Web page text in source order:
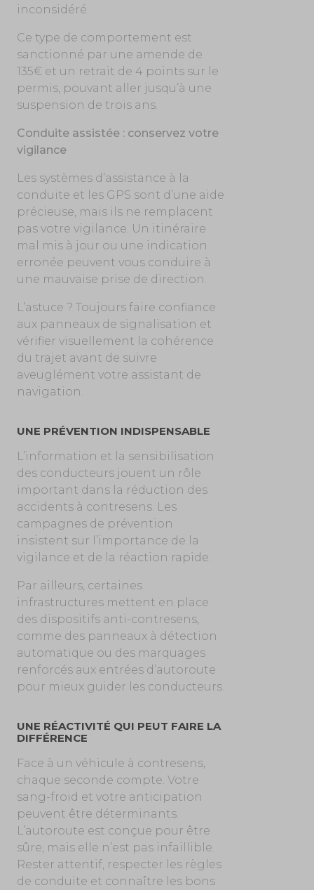
inconsidéré.
Ce type de comportement est
sanctionné par une amende de
135€ et un retrait de 4 points sur le
permis, pouvant aller jusqu’à une
suspension de trois ans.
Conduite assistée : conservez votre
vigilance
Les systèmes d’assistance à la
conduite et les GPS sont d’une aide
précieuse, mais ils ne remplacent
pas votre vigilance. Un itinéraire
mal mis à jour ou une indication
erronée peuvent vous conduire à
une mauvaise prise de direction.
L’astuce ? Toujours faire confiance
aux panneaux de signalisation et
vérifier visuellement la cohérence
du trajet avant de suivre
aveuglément votre assistant de
navigation.
UNE PRÉVENTION INDISPENSABLE
L’information et la sensibilisation
des conducteurs jouent un rôle
important dans la réduction des
accidents à contresens. Les
campagnes de prévention
insistent sur l’importance de la
vigilance et de la réaction rapide.
Par ailleurs, certaines
infrastructures mettent en place
des dispositifs anti-contresens,
comme des panneaux à détection
automatique ou des marquages
renforcés aux entrées d’autoroute
pour mieux guider les conducteurs.
UNE RÉACTIVITÉ QUI PEUT FAIRE LA
DIFFÉRENCE
Face à un véhicule à contresens,
chaque seconde compte. Votre
sang-froid et votre anticipation
peuvent être déterminants.
L’autoroute est conçue pour être
sûre, mais elle n’est pas infaillible.
Rester attentif, respecter les règles
de conduite et connaître les bons